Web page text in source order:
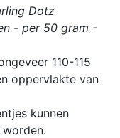
Dotz
- per 50 gram -
110-115
oppervlakte van
kunnen